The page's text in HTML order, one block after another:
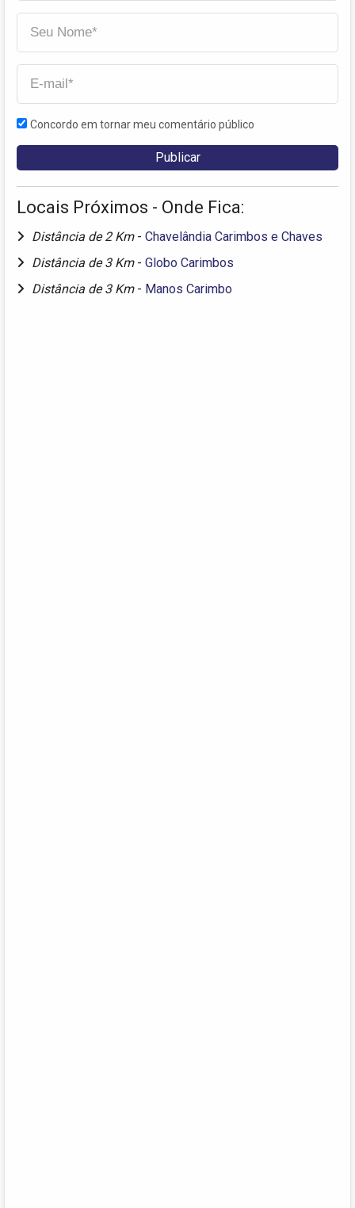
Concordo em tornar meu comentário público
Locais Próximos - Onde Fica:
Distância de 2 Km - Chavelândia Carimbos e Chaves
Distância de 3 Km - Globo Carimbos
Distância de 3 Km - Manos Carimbo